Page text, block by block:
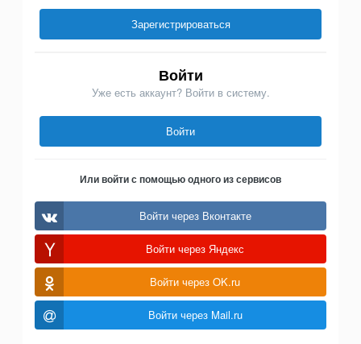
Зарегистрироваться
Войти
Уже есть аккаунт? Войти в систему.
Войти
Или войти с помощью одного из сервисов
Войти через Вконтакте
Войти через Яндекс
Войти через OK.ru
Войти через Mail.ru